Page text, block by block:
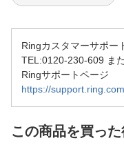
Ringカスタマーサポー
TEL:0120-230-609 ま
Ringサポートページ
https://
この商品を買っ